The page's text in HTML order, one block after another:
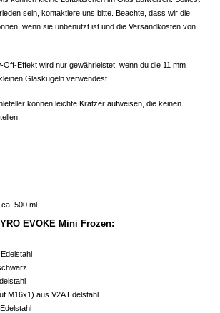
sein, kontaktiere uns bitte. Beachte, dass wir die
wenn sie unbenutzt ist und die Versandkosten von
Off-Effekt wird nur gewährleistet, wenn du die 11 mm
Glaskugeln verwendest.
können leichte Kratzer aufweisen, die keinen
500 ml
EVOKE Mini Frozen:
M16x1) aus V2A Edelstahl